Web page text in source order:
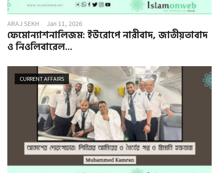
ARAJ SEKH Jan 11, 2026
ফেমোন্যাশনালিজম: ইউরোপে নারীবাদ, জাতীয়তাবাদ
ও নিওলিবারেল...
CURRENT AFFAIRS